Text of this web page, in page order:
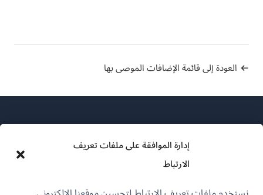
إدارة الموافقة على ملفات تعريف
الارتباط
العودة إلى قائمة الإضافات الموصى بها